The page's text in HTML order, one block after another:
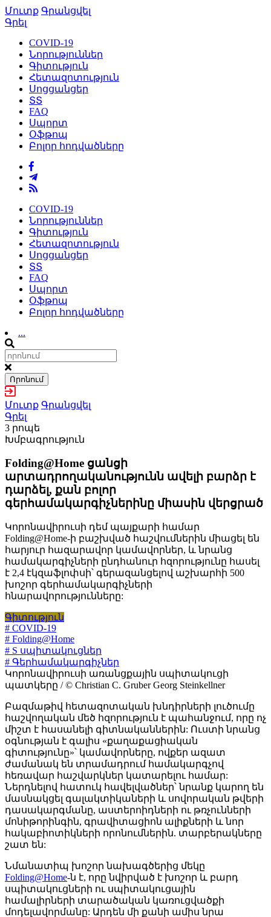
Մուտք Գրանցվել
Գրել
COVID-19
Նորություններ
Գիտություն
Հետազոտություն
Սոցցանցեր
ՏՏ
FAQ
Սպորտ
Օֆթոպ
Բոլոր հոդվածները
COVID-19
Նորություններ
Գիտություն
Հետազոտություն
Սոցցանցեր
ՏՏ
FAQ
Սպորտ
Օֆթոպ
Բոլոր հոդվածները
...
Որոնում
Մուտք Գրանցվել
Գրել
3 րոպե
Խմբագրություն
Folding@Home ցանցի
արտադրողականությունն ավելի բարձր է
դարձել, քան բոլոր
գերհամակարգիչներինը միասին վերցրած
Կորոնավիրուսի դեմ պայքարի համար
Folding@Home-ի բաշխված հաշվումներին միացել են
հարյուր հազարավոր կամավորներ, և նրանց
համակարգիչների ընդհանուր հզորությունը հասել
է 2,4 էկզաֆլոփսի՝ գերազանցելով աշխարհի 500
խոշոր գերհամակարգիչների
հնարավորությունները:
Գիտություն
# COVID-19
# Folding@Home
# S սպիտակուցներ
# Գերհամակարգիչներ
Կորոնավիրուսի առանցքային սպիտակուցի
պատկերը / © Christian C. Gruber Georg Steinkellner
Բազմաթիվ հետազոտական խնդիրների լուծումը
հաշվողական մեծ հզորություն է պահանջում, որը ոչ
միշտ է հասանելի գիտնականներին: Ուստի նրանց
օգնության է գալիս «քաղաքացիական
գիտությունը»՝ կամավորները, ովքեր ազատ
ժամանակ են տրամադրում համակարգչով
հեռավար հաշվարկներ կատարելու համար:
Ներդնելով հատուկ հավելվածներ՝ նրանք կարող են
մասնակցել գալակտիկաների և սովորական թվերի
դասակարգմանը, աստերոիդների ու թռչունների
մոնիթորինգին, գրավիտացիոն ալիքների և նոր
հակաբիոտիկների որոնումներին. տարբերակները
շատ են:
Նմանատիպ խոշոր նախագծերից մեկը
Folding@Home-ն է, որը նվիրված է խոշոր և բարդ
սպիտակուցների ու սպիտակուցային
համալիրների տարածական կառուցվածքի
մոդելավորմանը: Արդեն մի քանի ամիս նրա